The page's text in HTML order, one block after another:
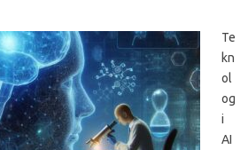
Te
kn
ol
og
i
AI